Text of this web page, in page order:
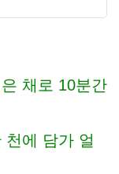
채로 10분간
에 담가 얼